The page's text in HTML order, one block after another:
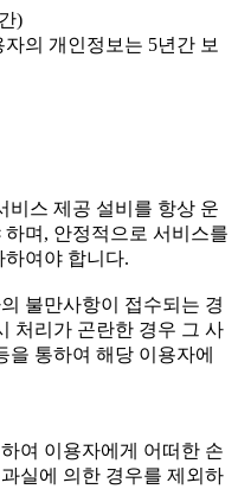
)
의 개인정보는 5년간 보
스 제공 설비를 항상 운
며, 안정적으로 서비스를
여야 합니다.
불만사항이 접수되는 경
처리가 곤란한 경우 그 사
을 통하여 해당 이용자에
여 이용자에게 어떠한 손
실에 의한 경우를 제외하